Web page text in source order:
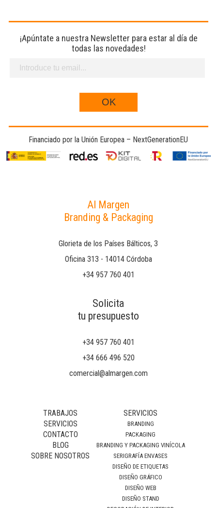
¡Apúntate a nuestra Newsletter para estar al día de
todas las novedades!
Financiado por la Unión Europea – NextGenerationEU
Al Margen
Branding & Packaging
Glorieta de los Países Bálticos, 3
Oficina 313 - 14014 Córdoba
+34 957 760 401
Solicita
tu presupuesto
+34 957 760 401
+34 666 496 520
comercial@almargen.com
TRABAJOS
SERVICIOS
CONTACTO
BLOG
SOBRE NOSOTROS
SERVICIOS
BRANDING
PACKAGING
BRANDING Y PACKAGING VINÍCOLA
SERIGRAFÍA ENVASES
DISEÑO DE ETIQUETAS
DISEÑO GRÁFICO
DISEÑO WEB
DISEÑO STAND